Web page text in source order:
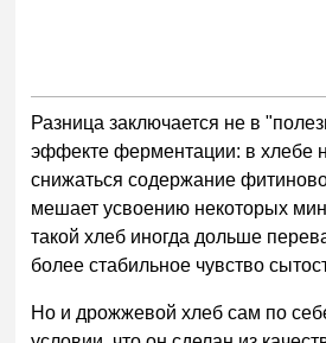
Разница заключается не в
эффекте ферментации: в хлебе
снижаться содержание
мешает усвоению некоторых
такой хлеб иногда дольше
более стабильное чувство
Но и дрожжевой хлеб сам по